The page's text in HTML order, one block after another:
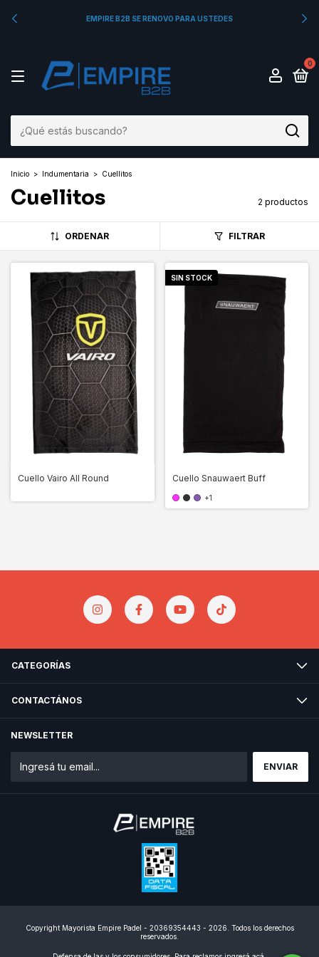
EMPIRE B2B SE RENOVO PARA USTEDES
0
Inicio > Indumentaria > Cuellitos
Cuellitos 2 productos
ORDENAR FILTRAR
Cuello Vairo All Round
SIN STOCK
Cuello Snauwaert Buff
+1
CATEGORÍAS
CONTACTÁNOS
NEWSLETTER
Copyright Mayorista Empire Padel - 20369354443 - 2026. Todos los derechos
reservados.